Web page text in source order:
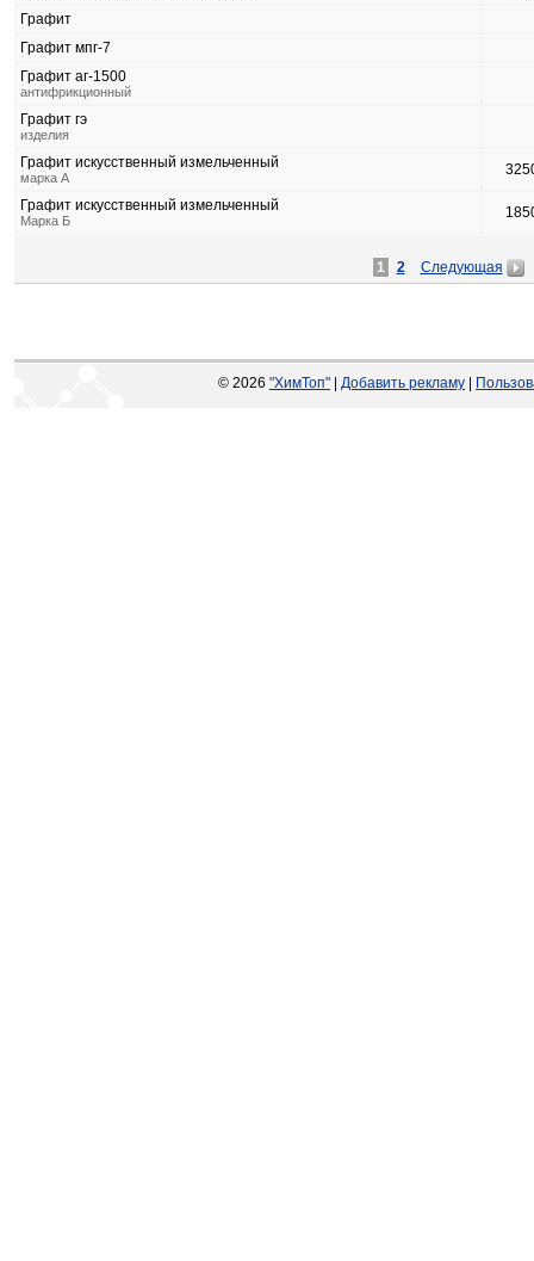
Графит
Графит мпг-7
Графит аг-1500
антифрикционный
Графит гэ
изделия
Графит искусственный измельченный
марка А
Графит искусственный измельченный
Марка Б
1 2 Следующая
© 2026 "ХимТоп" Добавить рекламу